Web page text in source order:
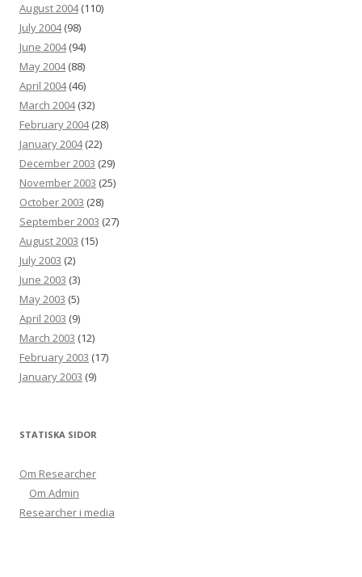
August 2004(110)
July 2004(98)
June 2004(94)
May 2004(88)
April 2004(46)
March 2004(32)
February 2004(28)
January 2004(22)
December 2003 (29)
November 2003 (25)
October 2003 (28)
September 2003 (27)
August 2003 (15)
July 2003 (2)
June 2003 (3)
May 2003 (5)
April 2003 (9)
March 2003 (12)
February 2003 (17)
January 2003 (9)
STATISKA SIDOR
Om Researcher
Om Admin
Researcher i media